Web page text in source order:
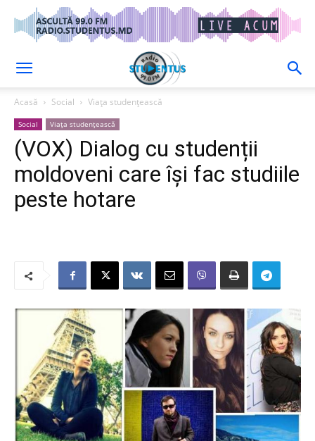
Acasă Social Viața studențească
Social Viața studențească
(VOX) Dialog cu studenții
moldoveni care își fac studiile
peste hotare